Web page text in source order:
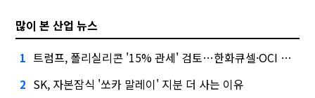
많이 본 산업 뉴스
1 트럼프, 폴리실리콘 '15% 관세' 검토…한화큐셀·OCI 영향은?
2 SK, 자본잠식 '쏘카 말레이' 지분 더 사는 이유